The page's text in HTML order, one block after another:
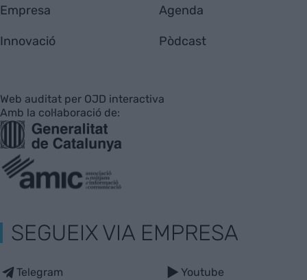
Empresa
Innovació
Agenda
Pòdcast
Web auditat per OJD interactiva
Amb la col·laboració de:
SEGUEIX VIA EMPRESA
Telegram Youtube